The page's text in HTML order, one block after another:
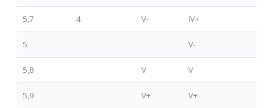
5,7 4 V- IV+
5 V-
5,8 V V
5,9 V+ V+